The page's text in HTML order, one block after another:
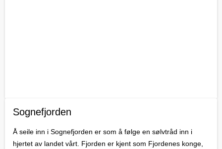
Sognefjorden
Å seile inn i Sognefjorden er som å følge en sølvtråd inn i
hjertet av landet vårt. Fjorden er kjent som Fjordenes konge,